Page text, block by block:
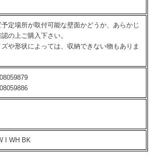
定場所が取付可能な壁面かどうか、あらかじ
の上ご購入下さい。
や形状によっては、収納できない物もありま
I WH BK